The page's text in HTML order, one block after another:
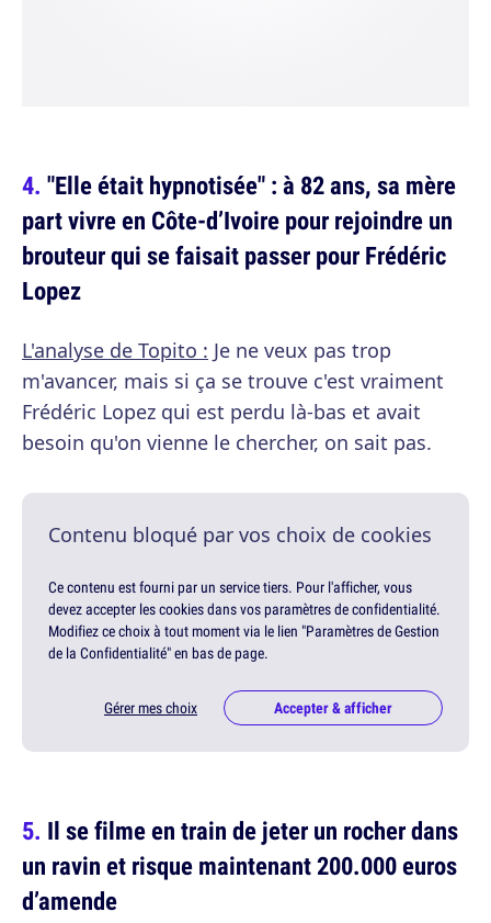
"Elle était hypnotisée" : à 82 ans, sa mère
part vivre en Côte-d’Ivoire pour rejoindre un
brouteur qui se faisait passer pour Frédéric
Lopez
L'analyse de Topito : Je ne veux pas trop
m'avancer, mais si ça se trouve c'est vraiment
Frédéric Lopez qui est perdu là-bas et avait
besoin qu'on vienne le chercher, on sait pas.
Contenu bloqué par vos choix de cookies
Ce contenu est fourni par un service tiers. Pour l'afficher, vous
devez accepter les cookies dans vos paramètres de confidentialité.
Modifiez ce choix à tout moment via le lien "Paramètres de Gestion
de la Confidentialité" en bas de page.
Gérer mes choix Accepter & afficher
Il se filme en train de jeter un rocher dans
un ravin et risque maintenant 200.000 euros
d’amende